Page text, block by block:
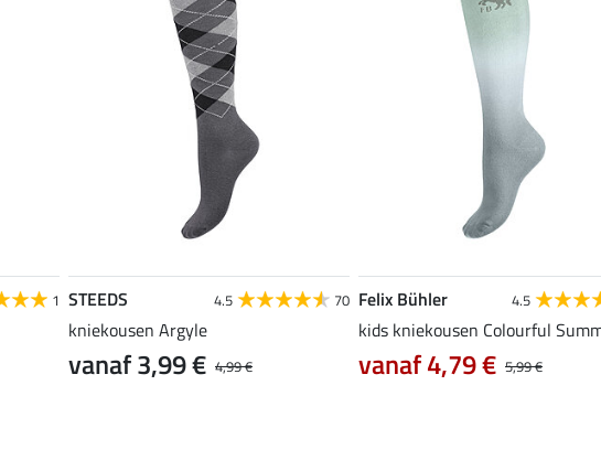
1 STEEDS 4.5 70
kniekousen Argyle
4,99 €
vanaf 3,99 €
Felix Bühler 4.5
kids kniekousen Colourful
5,99 €
vanaf 4,79 €